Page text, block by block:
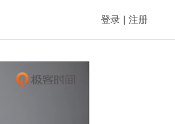
登录 注册